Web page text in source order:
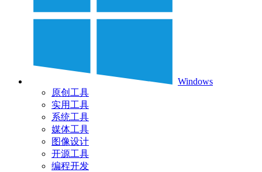
Windows
原创工具
实用工具
系统工具
媒体工具
图像设计
开源工具
编程开发